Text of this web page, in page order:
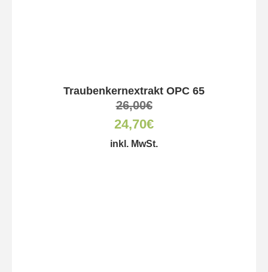
Traubenkernextrakt OPC 65
26,00€
24,70€
inkl. MwSt.